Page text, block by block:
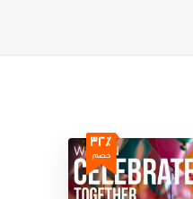
32٪
خصم